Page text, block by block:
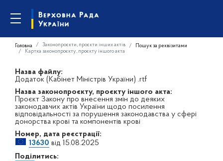
Головна Законопроєкти, проєкти інших актів
Пошук за реквізитами
Картка законопроєкту, проєкту іншого акта
Назва файлу:
Додаток (Кабінет Міністрів України) .rtf
Назва законопроєкту, проєкту іншого акта:
Проєкт Закону про внесення змін до деяких
законодавчих актів України щодо посилення
відповідальності за порушення законодавства у сфері
донорства крові та компонентів крові
Номер, дата реєстрації:
13630 від 15.08.2025
Поділитись: